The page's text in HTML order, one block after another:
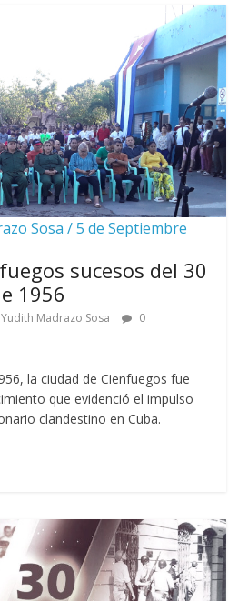
Sosa / 5 de Septiembre
sucesos del 30
1956
Yudith Madrazo Sosa
0
la ciudad de Cienfuegos fue
que evidenció el impulso
clandestino en Cuba.